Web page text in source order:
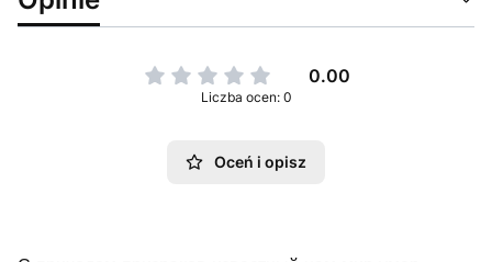
0.00
Liczba ocen: 0
Oceń i opisz